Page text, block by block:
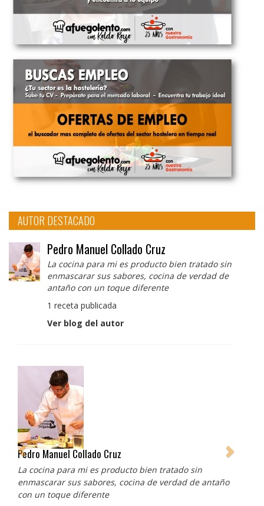
AUTOR DESTACADO
Pedro Manuel Collado Cruz
La cocina para mi es producto bien tratado sin
enmascarar sus sabores, cocina de verdad de
antaño con un toque diferente
1 receta publicada
Ver blog del autor
Pedro Manuel Collado Cruz
La cocina para mi es producto bien tratado sin
enmascarar sus sabores, cocina de verdad de antaño
con un toque diferente